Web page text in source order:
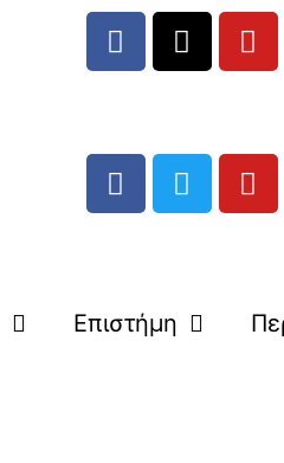
Επιστήμη